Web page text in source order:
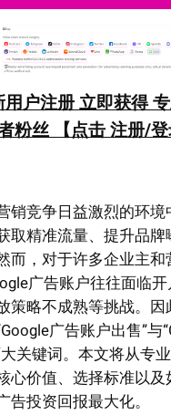
户注册 立即获得
粉丝 【点击 注册/
销竞争日益激烈的环境
取精准流量、提升品
而，对于许多企业主和
广告账户往往面临
策略不成熟等挑战。
广告账户出售”与
关键词。本文将从专
心价值、选择标准以
告投资回报最大化。